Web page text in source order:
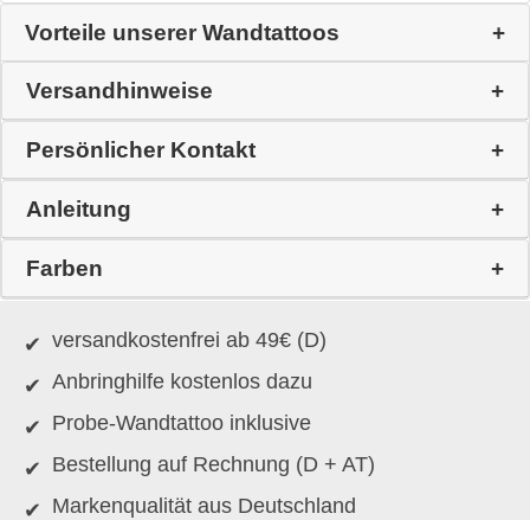
Vorteile unserer Wandtattoos
Versandhinweise
Persönlicher Kontakt
Anleitung
Farben
versandkostenfrei ab 49€ (D)
Anbringhilfe kostenlos dazu
Probe-Wandtattoo inklusive
Bestellung auf Rechnung (D + AT)
Markenqualität aus Deutschland